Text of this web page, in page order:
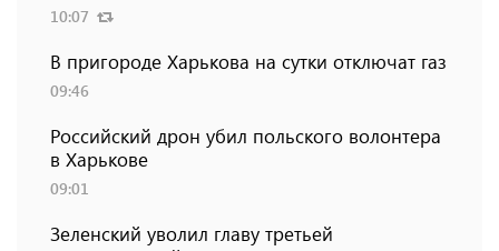
10:07
В пригороде Харькова на сутки отключат газ
09:46
Российский дрон убил польского волонтера
в Харькове
09:01
Зеленский уволил главу третьей